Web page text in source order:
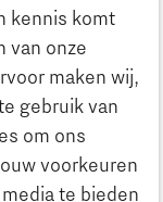
kennis komt
van onze
maken wij,
gebruik van
om ons
voorkeuren
te bieden